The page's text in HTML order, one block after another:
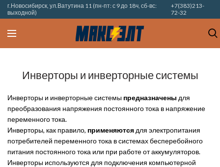
г.Новосибирск, ул.Ватутина 11 (пн-пт: с 9 до 18ч, сб-вс:
выходной)
+7(383)213-
72-32
Инверторы и инверторные системы
Инверторы и инверторные системы предназначены для
преобразования напряжения постоянного тока в напряжение
переменного тока.
Инверторы, как правило, применяются для электропитания
потребителей переменного тока в системах бесперебойного
питания постоянного тока или при работе от аккумуляторов.
Инверторы используются для подключения компьютерной